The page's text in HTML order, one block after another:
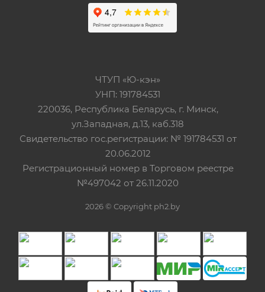
ЧТУП «Ю-кэн»
УНП: 191784531
220036, Республика Беларусь, г. Минск,
ул.Западная, д.13, каб.318
Свидетельство гос.регистрации: № 191784531 от
20.06.2012
Регистрационный номер в Торговом реестре
№497042 от 26.11.2020
2026 © Copyright ph2.by